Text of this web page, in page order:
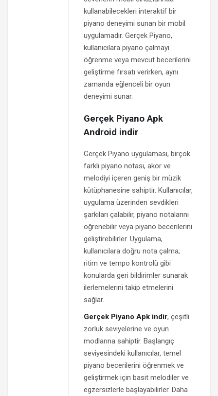
kullanabilecekleri interaktif bir
piyano deneyimi sunan bir mobil
uygulamadır. Gerçek Piyano,
kullanıcılara piyano çalmayı
öğrenme veya mevcut becerilerini
geliştirme fırsatı verirken, aynı
zamanda eğlenceli bir oyun
deneyimi sunar.
Gerçek Piyano Apk
Android indir
Gerçek Piyano uygulaması, birçok
farklı piyano notası, akor ve
melodiyi içeren geniş bir müzik
kütüphanesine sahiptir. Kullanıcılar,
uygulama üzerinden sevdikleri
şarkıları çalabilir, piyano notalarını
öğrenebilir veya piyano becerilerini
geliştirebilirler. Uygulama,
kullanıcılara doğru nota çalma,
ritim ve tempo kontrolü gibi
konularda geri bildirimler sunarak
ilerlemelerini takip etmelerini
sağlar.
Gerçek Piyano Apk indir, çeşitli
zorluk seviyelerine ve oyun
modlarına sahiptir. Başlangıç
seviyesindeki kullanıcılar, temel
piyano becerilerini öğrenmek ve
geliştirmek için basit melodiler ve
egzersizlerle başlayabilirler. Daha